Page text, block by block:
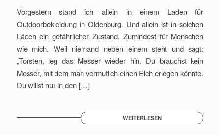
Vorgestern stand ich allein in einem Laden für
Outdoorbekleidung in Oldenburg. Und allein ist in solchen
Läden ein gefährlicher Zustand. Zumindest für Menschen
wie mich. Weil niemand neben einem steht und sagt:
„Torsten, leg das Messer wieder hin. Du brauchst kein
Messer, mit dem man vermutlich einen Elch erlegen könnte.
Du willst nur in den […]
WEITERLESEN